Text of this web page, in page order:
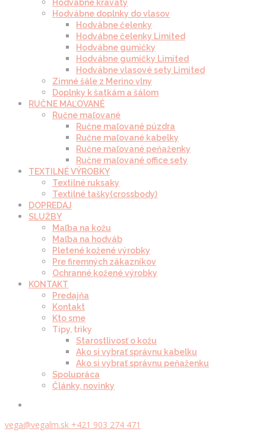
Hodvábne kravaty
Hodvábne doplnky do vlasov
Hodvábne čelenky
Hodvábne čelenky Limited
Hodvábne gumičky
Hodvábne gumičky Limited
Hodvábne vlasové sety Limited
Zimné šále z Merino vlny
Doplnky k šatkám a šálom
RUČNE MAĽOVANÉ
Ručne maľované
Ručne maľované púzdra
Ručne maľované kabelky
Ručne maľované peňaženky
Ručne maľované office sety
TEXTILNÉ VÝROBKY
Textilné ruksaky
Textilné tašky(crossbody)
DOPREDAJ
SLUŽBY
Maľba na kožu
Maľba na hodváb
Pletené kožené výrobky
Pre firemných zákazníkov
Ochranné kožené výrobky
KONTAKT
Predajňa
Kontakt
Kto sme
Tipy, triky
Starostlivosť o kožu
Ako si vybrať správnu kabelku
Ako si vybrať správnu peňaženku
Spolupráca
Články, novinky
vega@vegalm.sk +421 903 274 471